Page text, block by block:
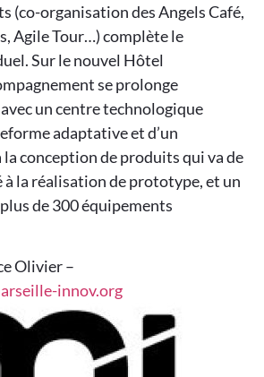
(co-organisation des Angels Café,
Agile Tour…) complète le
Sur le nouvel Hôtel
se prolonge
un centre technologique
adaptative et d’un
la conception de produits qui va de
à la réalisation de prototype, et un
de 300 équipements
Olivier –
innov.org